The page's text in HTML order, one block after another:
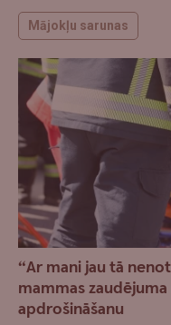
Mājokļu sarunas
“Ar mani jau tā
mammas
apdrošināšanu